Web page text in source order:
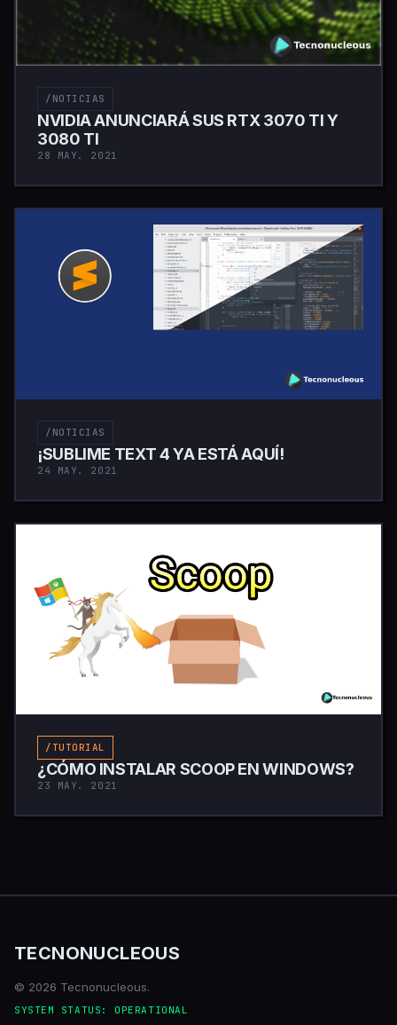
/NOTICIAS
NVIDIA ANUNCIARÁ SUS RTX 3070 TI Y
3080 TI
28 MAY. 2021
/NOTICIAS
¡SUBLIME TEXT 4 YA ESTÁ AQUÍ!
24 MAY. 2021
/TUTORIAL
¿CÓMO INSTALAR SCOOP EN WINDOWS?
23 MAY. 2021
TECNONUCLEOUS
© 2026 Tecnonucleous.
SYSTEM STATUS: OPERATIONAL